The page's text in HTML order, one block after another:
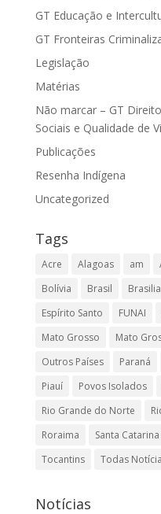
GT Educação e
GT Fronteiras
Legislação
Matérias
Não marcar – GT
Sociais e Qualidade de
Publicações
Resenha Indígena
Uncategorized
Tags
Acre Alagoas am
Bolívia
Brasil Brasilia
Espírito Santo
FUNAI
Mato Grosso
Mato
Outros Países
Paraná
Piauí
Povos Isolados
Rio Grande do Norte
Roraima
Santa Catarina
Tocantins
Todas
Notícias